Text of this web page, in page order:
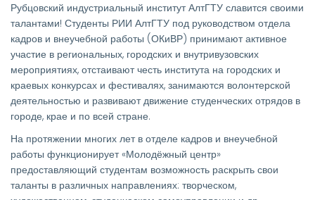
Рубцовский индустриальный институт АлтГТУ славится своими
талантами! Студенты РИИ АлтГТУ под руководством отдела
кадров и внеучебной работы (ОКиВР) принимают активное
участие в региональных, городских и внутривузовских
мероприятиях, отстаивают честь института на городских и
краевых конкурсах и фестивалях, занимаются волонтерской
деятельностью и развивают движение студенческих отрядов в
городе, крае и по всей стране.
На протяжении многих лет в отделе кадров и внеучебной
работы функционирует «Молодёжный центр»
предоставляющий студентам возможность раскрыть свои
таланты в различных направлениях: творческом,